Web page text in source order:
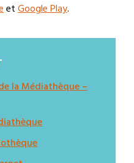
etGoogle Play.
la Médiathèque –